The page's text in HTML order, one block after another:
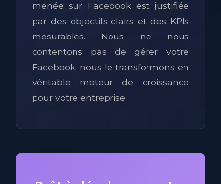
menée sur Facebook est justifiée
par des objectifs clairs et des KPIs
mesurables. Nous ne nous
contentons pas de gérer votre
Facebook; nous le transformons en
véritable moteur de croissance
pour votre entreprise.